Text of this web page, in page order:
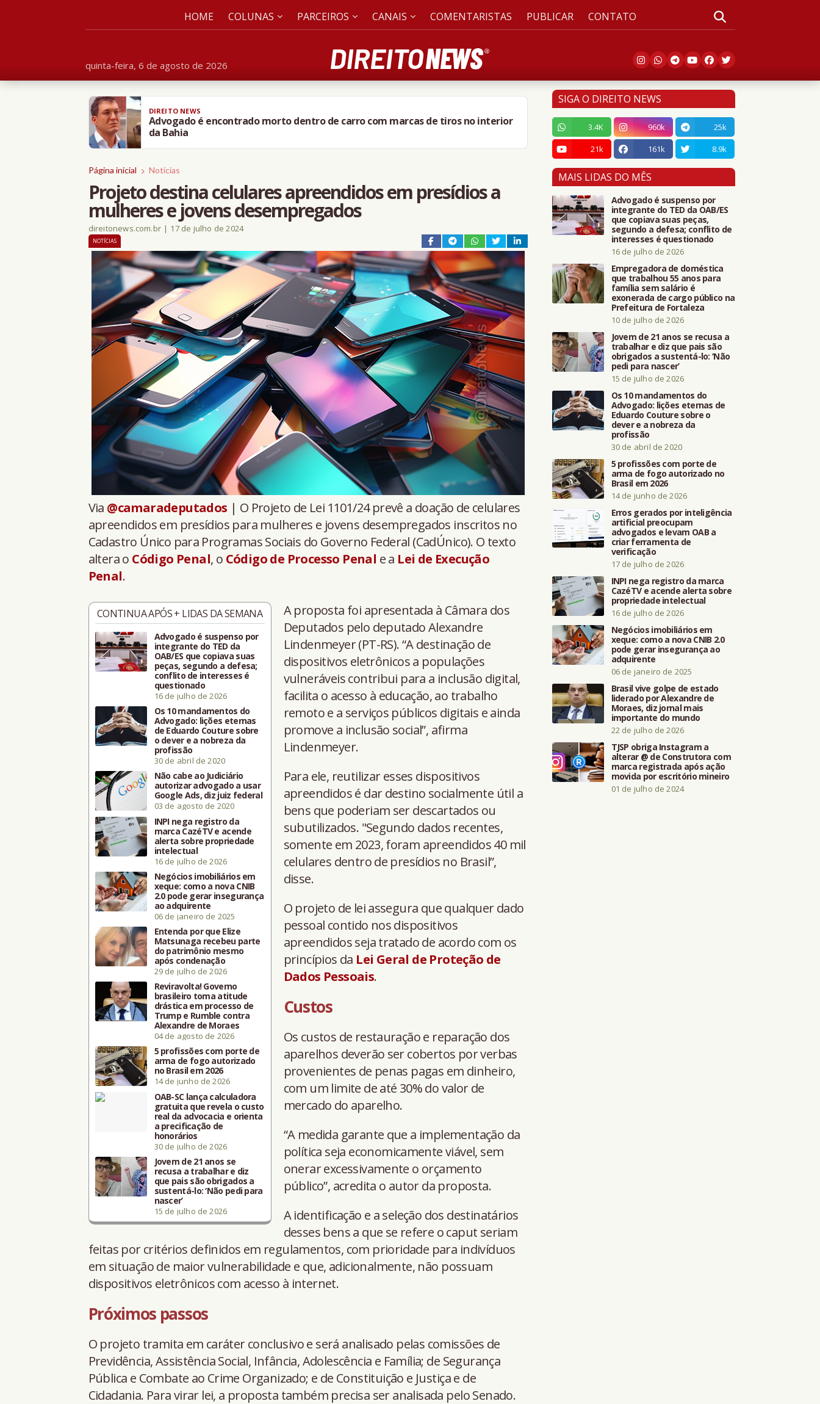
quinta-feira, 6 de agosto de 2026
HOME COLUNAS PARCEIROS CANAIS COMENTARISTAS PUBLICAR CONTATO
DIREITO NEWS
Advogado é encontrado morto dentro de carro com marcas de tiros no interior
da Bahia
Página inicial Notícias
Projeto destina celulares apreendidos em presídios a
mulheres e jovens desempregados
direitonews.com.br | 17 de julho de 2024
NOTÍCIAS
Via @camaradeputados | O Projeto de Lei 1101/24 prevê a doação de celulares
apreendidos em presídios para mulheres e jovens desempregados inscritos no
Cadastro Único para Programas Sociais do Governo Federal (CadÚnico). O texto
altera o Código Penal, o Código de Processo Penal e a Lei de Execução
Penal.
CONTINUA APÓS + LIDAS DA SEMANA
Advogado é suspenso por
integrante do TED da
OAB/ES que copiava suas
peças, segundo a defesa;
conflito de interesses é
questionado
16 de julho de 2026
Os 10 mandamentos do
Advogado: lições eternas
de Eduardo Couture sobre
o dever e a nobreza da
profissão
30 de abril de 2020
Não cabe ao Judiciário
autorizar advogado a usar
Google Ads, diz juiz federal
03 de agosto de 2020
INPI nega registro da
marca CazéTV e acende
alerta sobre propriedade
intelectual
16 de julho de 2026
Negócios imobiliários em
xeque: como a nova CNIB
2.0 pode gerar insegurança
ao adquirente
06 de janeiro de 2025
Entenda por que Elize
Matsunaga recebeu parte
do patrimônio mesmo
após condenação
29 de julho de 2026
Reviravolta! Governo
brasileiro toma atitude
drástica em processo de
Trump e Rumble contra
Alexandre de Moraes
04 de agosto de 2026
5 profissões com porte de
arma de fogo autorizado
no Brasil em 2026
14 de junho de 2026
OAB-SC lança calculadora
gratuita que revela o custo
real da advocacia e orienta
a precificação de
honorários
30 de julho de 2026
Jovem de 21 anos se
recusa a trabalhar e diz
que pais são obrigados a
sustentá-lo: ‘Não pedi para
nascer’
15 de julho de 2026
A proposta foi apresentada à Câmara dos
Deputados pelo deputado Alexandre
Lindenmeyer (PT-RS). “A destinação de
dispositivos eletrônicos a populações
vulneráveis contribui para a inclusão digital,
facilita o acesso à educação, ao trabalho
remoto e a serviços públicos digitais e ainda
promove a inclusão social”, afirma
Lindenmeyer.
Para ele, reutilizar esses dispositivos
apreendidos é dar destino socialmente útil a
bens que poderiam ser descartados ou
subutilizados. "Segundo dados recentes,
somente em 2023, foram apreendidos 40 mil
celulares dentro de presídios no Brasil”,
disse.
O projeto de lei assegura que qualquer dado
pessoal contido nos dispositivos
apreendidos seja tratado de acordo com os
princípios da Lei Geral de Proteção de
Dados Pessoais.
Custos
Os custos de restauração e reparação dos
aparelhos deverão ser cobertos por verbas
provenientes de penas pagas em dinheiro,
com um limite de até 30% do valor de
mercado do aparelho.
“A medida garante que a implementação da
política seja economicamente viável, sem
onerar excessivamente o orçamento
público”, acredita o autor da proposta.
A identificação e a seleção dos destinatários
desses bens a que se refere o caput seriam
feitas por critérios definidos em regulamentos, com prioridade para indivíduos
em situação de maior vulnerabilidade e que, adicionalmente, não possuam
dispositivos eletrônicos com acesso à internet.
Próximos passos
O projeto tramita em caráter conclusivo e será analisado pelas comissões de
Previdência, Assistência Social, Infância, Adolescência e Família; de Segurança
Pública e Combate ao Crime Organizado; e de Constituição e Justiça e de
Cidadania. Para virar lei, a proposta também precisa ser analisada pelo Senado.
SIGA O DIREITO NEWS
3.4K 960k
25k
21k
161k 8.9k
MAIS LIDAS DO MÊS
Advogado é suspenso por
integrante do TED da OAB/ES
que copiava suas peças,
segundo a defesa; conflito de
interesses é questionado
16 de julho de 2026
Empregadora de doméstica
que trabalhou 55 anos para
família sem salário é
exonerada de cargo público na
Prefeitura de Fortaleza
10 de julho de 2026
Jovem de 21 anos se recusa a
trabalhar e diz que pais são
obrigados a sustentá-lo: ‘Não
pedi para nascer’
15 de julho de 2026
Os 10 mandamentos do
Advogado: lições eternas de
Eduardo Couture sobre o
dever e a nobreza da
profissão
30 de abril de 2020
5 profissões com porte de
arma de fogo autorizado no
Brasil em 2026
14 de junho de 2026
Erros gerados por inteligência
artificial preocupam
advogados e levam OAB a
criar ferramenta de
verificação
17 de julho de 2026
INPI nega registro da marca
CazéTV e acende alerta sobre
propriedade intelectual
16 de julho de 2026
Negócios imobiliários em
xeque: como a nova CNIB 2.0
pode gerar insegurança ao
adquirente
06 de janeiro de 2025
Brasil vive golpe de estado
liderado por Alexandre de
Moraes, diz jornal mais
importante do mundo
22 de julho de 2026
TJSP obriga Instagram a
alterar @ de Construtora com
marca registrada após ação
movida por escritório mineiro
01 de julho de 2024